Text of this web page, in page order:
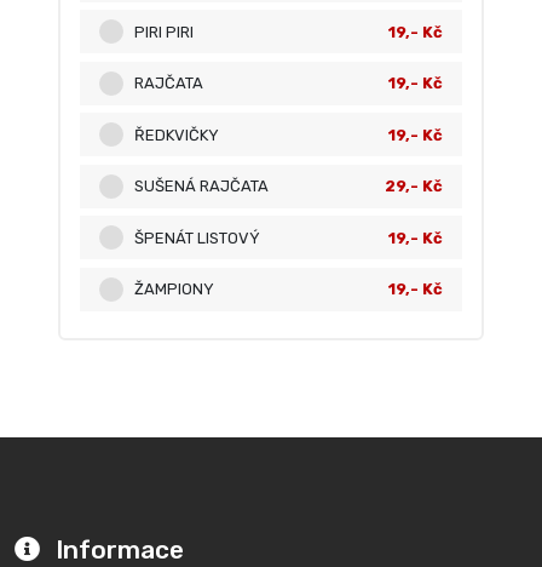
PIRI PIRI 19,- Kč
RAJČATA 19,- Kč
ŘEDKVIČKY 19,- Kč
SUŠENÁ RAJČATA 29,- Kč
ŠPENÁT LISTOVÝ 19,- Kč
ŽAMPIONY 19,- Kč
Informace